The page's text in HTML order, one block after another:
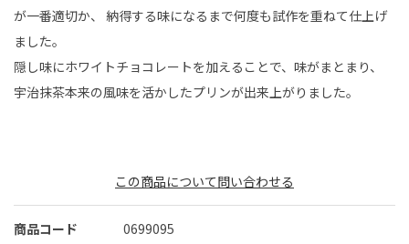
商品コード 0699095
この商品について問い合わせる
が一番適切か、 納得する味になるまで何度も試作を重ねて仕上げ
ました。
隠し味にホワイトチョコレートを加えることで、味がまとまり、
宇治抹茶本来の風味を活かしたプリンが出来上がりました。